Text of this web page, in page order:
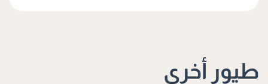
طيور أخرى